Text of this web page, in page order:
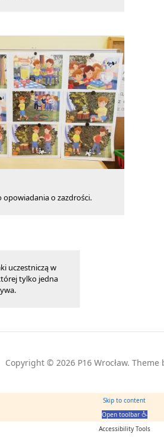
opowiadania o zazdrości.
uczestniczą w
tylko jedna
Copyright © 2026 P16 Wrocław. Theme
Skip to content
Open toolbar
Accessibility Tools